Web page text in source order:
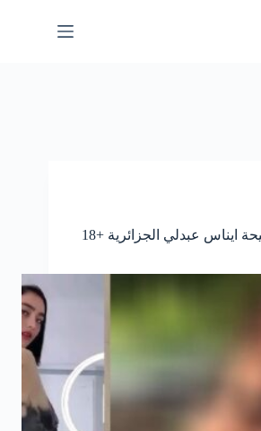
“حصريا” مقطع فضيحة ايناس عبدلي الجزائرية +18